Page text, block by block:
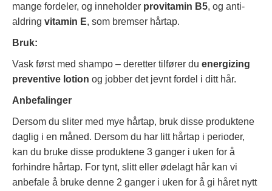
mange fordeler, og inneholder provitamin B5, og anti-
aldring vitamin E, som bremser hårtap.
Bruk:
Vask først med shampo – deretter tilfører du energizing
preventive lotion og jobber det jevnt fordel i ditt hår.
Anbefalinger
Dersom du sliter med mye hårtap, bruk disse produktene
daglig i en måned. Dersom du har litt hårtap i perioder,
kan du bruke disse produktene 3 ganger i uken for å
forhindre hårtap. For tynt, slitt eller ødelagt hår kan vi
anbefale å bruke denne 2 ganger i uken for å gi håret nytt